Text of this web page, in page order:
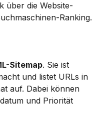
über die Website-
Ranking.
Sitemap. Sie ist
und listet URLs in
auf. Dabei können
und Priorität